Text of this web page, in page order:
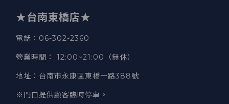
★台南東橋店★
電話 ：06-302-2360
營業時間 ： 12:00~21:00（無休）
地址 ：台南市永康區東橋一路388號
※門口提供顧客臨時停車。